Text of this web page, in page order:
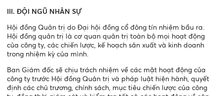
III. ĐỘI NGŨ NHÂN SỰ
Hội đồng Quản trị do Đại hội đồng cổ đông tín nhiệm bầu ra.
Hội đồng quản trị là cơ quan quản trị toàn bộ mọi hoạt động
của công ty, các chiến lược, kế hoạch sản xuất và kinh doanh
trong nhiệm kỳ của mình.
Ban Giám đốc sẽ chịu trách nhiệm về các mặt hoạt động của
công ty trước Hội đồng Quản trị và pháp luật hiện hành, quyết
định các chủ trương, chính sách, mục tiêu chiến lược của công